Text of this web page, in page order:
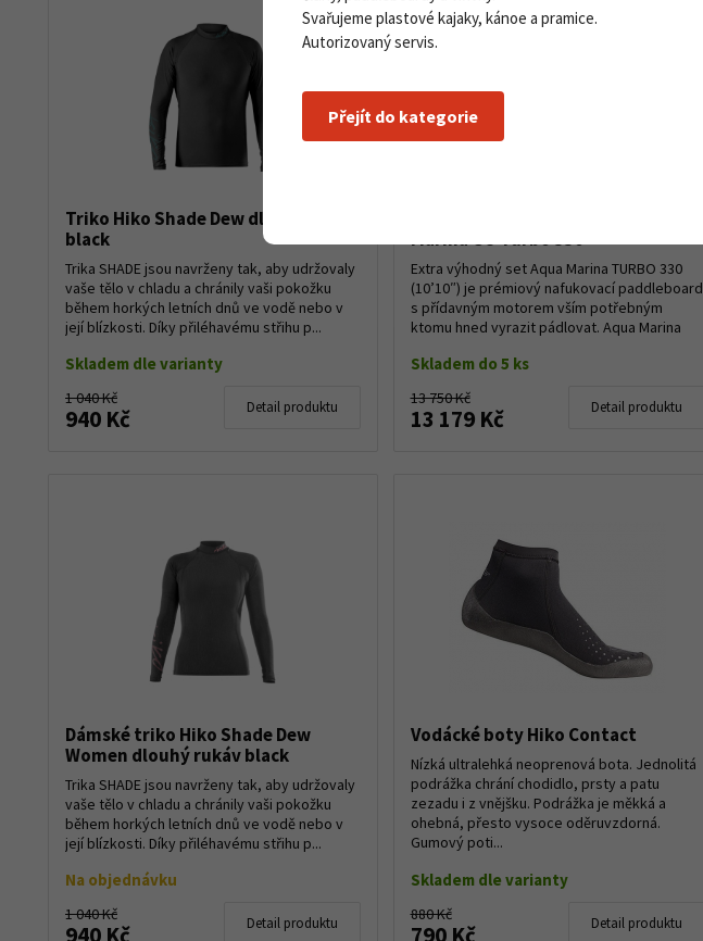
Triko Hiko Shade Dew dlouhý rukáv
black
Trika SHADE jsou navrženy tak, aby udržovaly
vaše tělo v chladu a chránily vaši pokožku
během horkých letních dnů ve vodě nebo v
její blízkosti. Díky přiléhavému střihu p...
Skladem dle varianty
1 040 Kč
940 Kč Detail produktu
Marina GO Turbo 330
Extra výhodný set Aqua Marina TURBO 330
(10’10″) je prémiový nafukovací paddleboard
s přídavným motorem vším potřebným
ktomu hned vyrazit pádlovat. Aqua Marina
Skladem do 5 ks
13 750 Kč
13 179 Kč Detail produktu
Dámské triko Hiko Shade Dew
Women dlouhý rukáv black
Trika SHADE jsou navrženy tak, aby udržovaly
vaše tělo v chladu a chránily vaši pokožku
během horkých letních dnů ve vodě nebo v
její blízkosti. Díky přiléhavému střihu p...
Na objednávku
1 040 Kč
940 Kč Detail produktu
Vodácké boty Hiko Contact
Nízká ultralehká neoprenová bota. Jednolitá
podrážka chrání chodidlo, prsty a patu
zezadu i z vnějšku. Podrážka je měkká a
ohebná, přesto vysoce oděruvzdorná.
Gumový poti...
Skladem dle varianty
880 Kč
790 Kč Detail produktu
Svařujeme plastové kajaky, kánoe a pramice.
Autorizovaný servis.
Přejít do kategorie